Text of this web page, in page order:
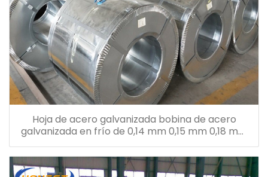
Hoja de acero galvanizada bobina de acero
galvanizada en frío de 0,14 mm 0,15 mm 0,18 mm
0,26 mm